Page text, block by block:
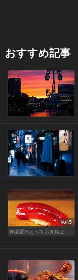
おすすめ記事
Vol.5
神楽坂のとっておき鮨は、ふたりだけの秘密